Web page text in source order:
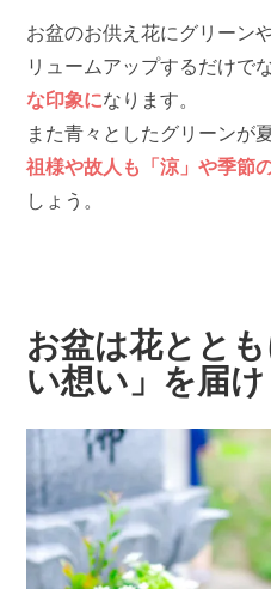
お盆のお供え花にグリーン
リュームアップするだけで
な印象になります。
また青々としたグリーンが
祖様や故人も「涼」や季節
しょう。
お盆は花とと
い想い」を届